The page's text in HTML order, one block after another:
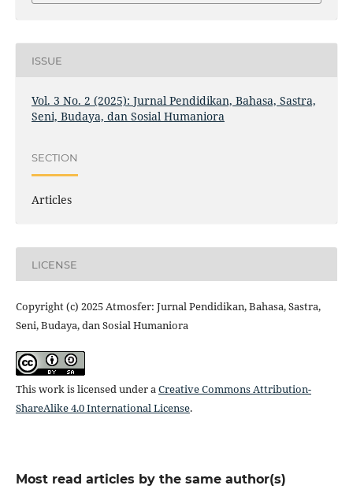
ISSUE
Vol. 3 No. 2 (2025): Jurnal Pendidikan, Bahasa, Sastra,
Seni, Budaya, dan Sosial Humaniora
SECTION
Articles
LICENSE
Copyright (c) 2025 Atmosfer: Jurnal Pendidikan, Bahasa, Sastra,
Seni, Budaya, dan Sosial Humaniora
This work is licensed under a Creative Commons Attribution-
ShareAlike 4.0 International License.
Most read articles by the same author(s)